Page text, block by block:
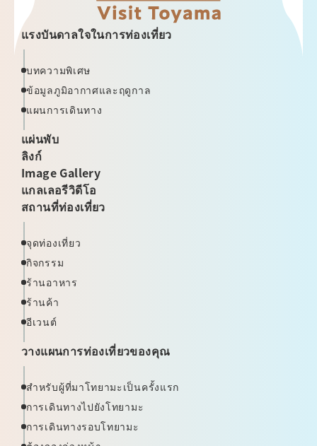
แรงบันดาลใจในการท่องเที่ยว
บทความพิเศษ
ข้อมูลภูมิอากาศและฤดูกาล
แผนการเดินทาง
แผ่นพับ
ลิงก์
Image Gallery
แกลเลอรีวิดีโอ
สถานที่ท่องเที่ยว
จุดท่องเที่ยว
กิจกรรม
ร้านอาหาร
ร้านค้า
อีเวนต์
วางแผนการท่องเที่ยวของคุณ
สำหรับผู้ที่มาโทยามะเป็นครั้งแรก
การเดินทางไปยังโทยามะ
การเดินทางรอบโทยามะ